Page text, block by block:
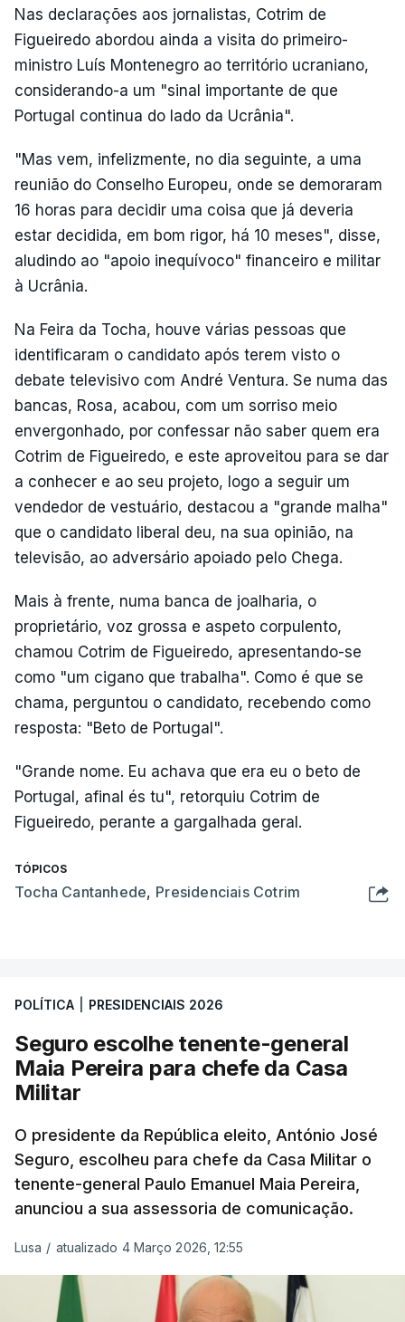
Nas declarações aos jornalistas, Cotrim de
Figueiredo abordou ainda a visita do primeiro-
ministro Luís Montenegro ao território ucraniano,
considerando-a um "sinal importante de que
Portugal continua do lado da Ucrânia".
"Mas vem, infelizmente, no dia seguinte, a uma
reunião do Conselho Europeu, onde se demoraram
16 horas para decidir uma coisa que já deveria
estar decidida, em bom rigor, há 10 meses", disse,
aludindo ao "apoio inequívoco" financeiro e militar
à Ucrânia.
Na Feira da Tocha, houve várias pessoas que
identificaram o candidato após terem visto o
debate televisivo com André Ventura. Se numa das
bancas, Rosa, acabou, com um sorriso meio
envergonhado, por confessar não saber quem era
Cotrim de Figueiredo, e este aproveitou para se dar
a conhecer e ao seu projeto, logo a seguir um
vendedor de vestuário, destacou a "grande malha"
que o candidato liberal deu, na sua opinião, na
televisão, ao adversário apoiado pelo Chega.
Mais à frente, numa banca de joalharia, o
proprietário, voz grossa e aspeto corpulento,
chamou Cotrim de Figueiredo, apresentando-se
como "um cigano que trabalha". Como é que se
chama, perguntou o candidato, recebendo como
resposta: "Beto de Portugal".
"Grande nome. Eu achava que era eu o beto de
Portugal, afinal és tu", retorquiu Cotrim de
Figueiredo, perante a gargalhada geral.
TÓPICOS
Tocha Cantanhede, Presidenciais Cotrim
POLÍTICA PRESIDENCIAIS 2026
Seguro escolhe tenente-general
Maia Pereira para chefe da Casa
Militar
O presidente da República eleito, António José
Seguro, escolheu para chefe da Casa Militar o
tenente-general Paulo Emanuel Maia Pereira,
anunciou a sua assessoria de comunicação.
Lusa / atualizado 4 Março 2026, 12:55